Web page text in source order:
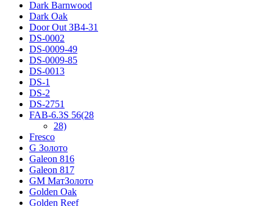
Dark Barnwood
Dark Oak
Door Out ЗВ4-31
DS-0002
DS-0009-49
DS-0009-85
DS-0013
DS-1
DS-2
DS-2751
FAB-6.3S 56(28
28)
Fresco
G Золото
Galeon 816
Galeon 817
GM МатЗолото
Golden Oak
Golden Reef